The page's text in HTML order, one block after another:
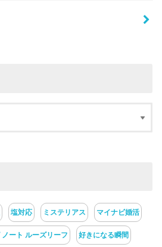
塩対応 ミステリアス マイナビ婚活
ノート ルーズリーフ 好きになる瞬間